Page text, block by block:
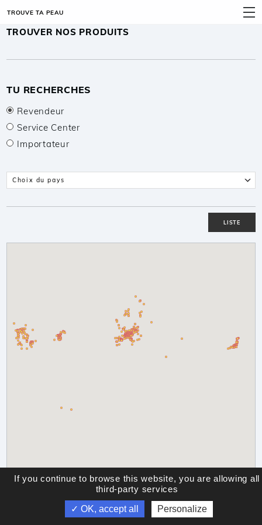
MENU
TROUVE TA PEAU
TROUVER NOS PRODUITS
TU RECHERCHES
Revendeur
Service Center
Importateur
Choix du pays
Choix du pays
LISTE
If you continue to browse this website, you are allowing all
third-party services
✓ OK, accept all
Personalize